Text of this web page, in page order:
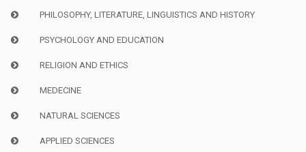
PHILOSOPHY, LITERATURE, LINGUISTICS AND HISTORY
PSYCHOLOGY AND EDUCATION
RELIGION AND ETHICS
MEDECINE
NATURAL SCIENCES
APPLIED SCIENCES